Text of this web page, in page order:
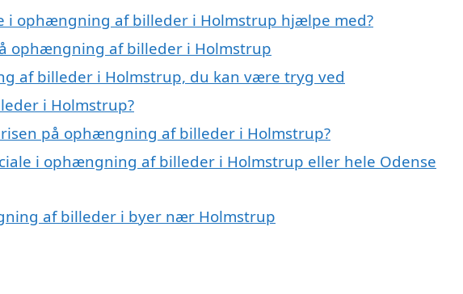
i ophængning af billeder i Holmstrup hjælpe med?
ophængning af billeder i Holmstrup
af billeder i Holmstrup, du kan være tryg ved
i Holmstrup?
på ophængning af billeder i Holmstrup?
i ophængning af billeder i Holmstrup eller hele Odense
af billeder i byer nær Holmstrup